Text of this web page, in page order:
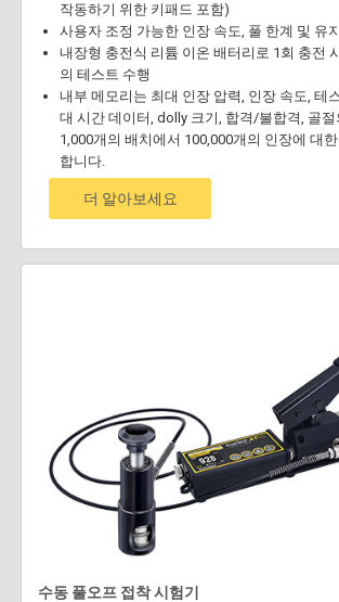
작동하기 위한 키패드 포함)
사용자 조정 가능한 인장 속도, 풀 한계 및 유
내장형 충전식 리튬 이온 배터리로 1회 충전
의 테스트 수행
내부 메모리는 최대 인장 압력, 인장 속도, 테
대 시간 데이터, dolly 크기, 합격/불합격, 골절
1,000개의 배치에서 100,000개의 인장에 대
합니다.
더 알아보세요
수동 풀오프 접착 시험기